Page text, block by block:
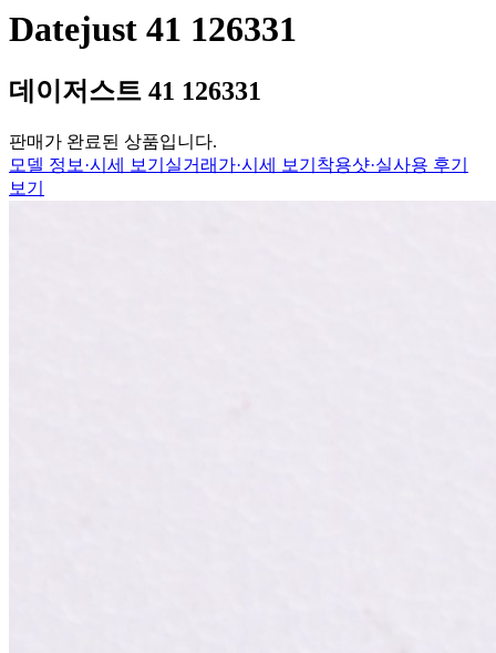
Datejust 41 126331
데이저스트 41 126331
판매가 완료된 상품입니다.
모델 정보·시세 보기 실거래가·시세 보기 착용샷·실사용 후기
보기